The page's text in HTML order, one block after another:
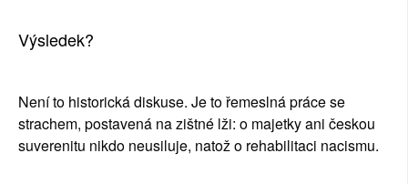
Výsledek?
Není to historická diskuse. Je to řemeslná práce se
strachem, postavená na zištné lži: o majetky ani českou
suverenitu nikdo neusiluje, natož o rehabilitaci nacismu.